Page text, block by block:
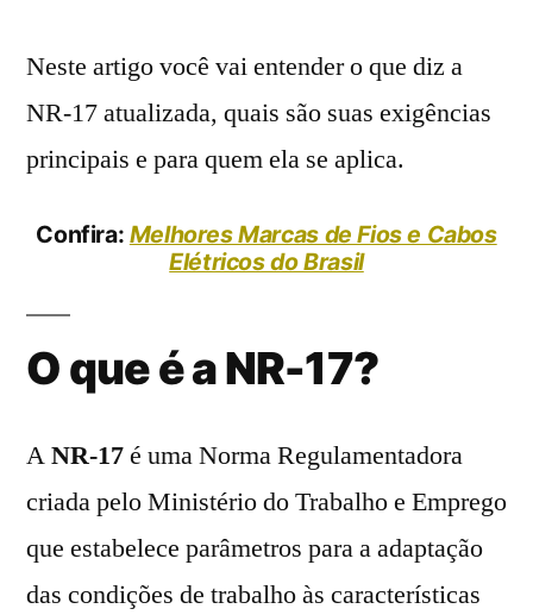
Neste artigo você vai entender o que diz a
NR-17 atualizada, quais são suas exigências
principais e para quem ela se aplica.
Confira: Melhores Marcas de Fios e Cabos
Elétricos do Brasil
O que é a NR-17?
ANR-17é uma Norma Regulamentadora
criada pelo Ministério do Trabalho e Emprego
que estabelece parâmetros para a adaptação
das condições de trabalho às características